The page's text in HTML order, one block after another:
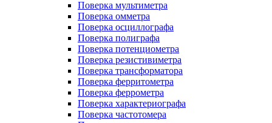
Поверка мультиметра
Поверка омметра
Поверка осциллографа
Поверка полиграфа
Поверка потенциометра
Поверка резистивиметра
Поверка трансформатора
Поверка ферритометра
Поверка феррометра
Поверка характериографа
Поверка частотомера